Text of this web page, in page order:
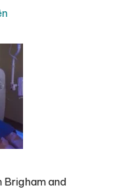
Brigham and